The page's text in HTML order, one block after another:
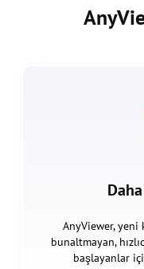
AnyViewer, yeni
bunaltmayan,
başlayanlar